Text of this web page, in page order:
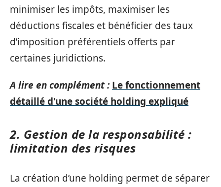
minimiser les impôts, maximiser les
déductions fiscales et bénéficier des taux
d’imposition préférentiels offerts par
certaines juridictions.
A lire en complément : Le fonctionnement
détaillé d'une société holding expliqué
2. Gestion de la responsabilité :
limitation des risques
La création d’une holding permet de séparer